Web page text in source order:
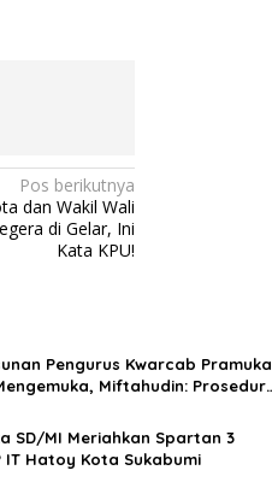
Pos berikutnya
dan Wakil Wali
di Gelar, Ini
Kata KPU!
Pengurus Kwarcab Pramuka
Miftahudin: Prosedur
SD/MI Meriahkan Spartan 3
IT Hatoy Kota Sukabumi